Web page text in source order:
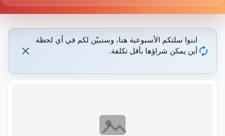
autorenew
ابنوا سلتكم الأسبوعية هنا، وسنبيّن لكم في أي لحظة
أين يمكن شراؤها بأقل تكلفة.
close